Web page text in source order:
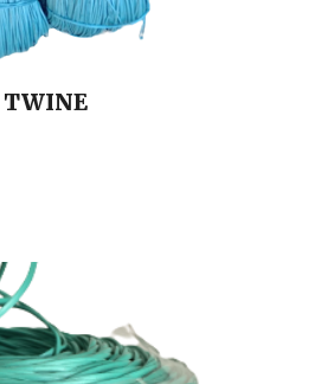
TWINE